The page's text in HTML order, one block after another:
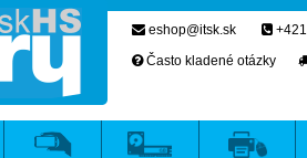
eshop@itsk.sk
Často kladené otázky